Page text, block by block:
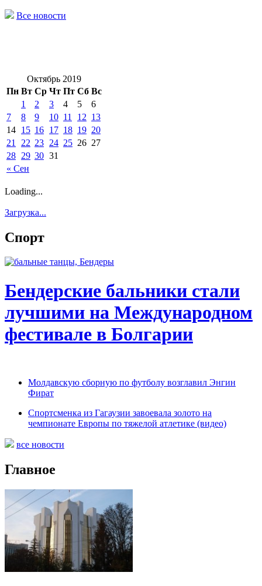
Все новости
Октябрь 2019
Пн Вт Ср Чт Пт Сб Вс
« Сен
1 2 3 4 5
6
7
8 9 10 11 12 13
14 15 16 17 18 19 20
21
22 23 24 25 26 27
28 29 30 31
Loading...
Загрузка...
Спорт
Бендерские бальники стали
лучшими на Международном
фестивале в Болгарии
Молдавскую сборную по футболу возглавил Энгин
Фират
Спортсменка из Гагаузии завоевала золото на
чемпионате Европы по тяжелой атлетике (видео)
все новости
Главное